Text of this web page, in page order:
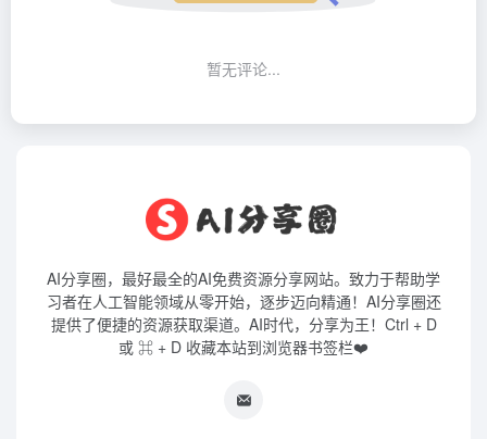
暂无评论...
AI分享圈，最好最全的AI免费资源分享网站。致力于帮助学
习者在人工智能领域从零开始，逐步迈向精通！AI分享圈还
提供了便捷的资源获取渠道。AI时代，分享为王！Ctrl + D
或 ⌘ + D 收藏本站到浏览器书签栏❤️